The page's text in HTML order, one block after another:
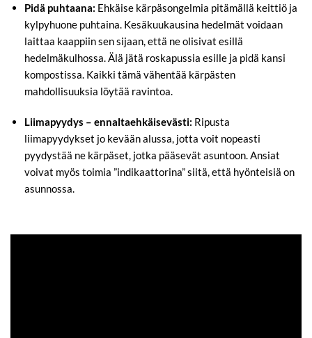
Pidä puhtaana: Ehkäise kärpäsongelmia pitämällä keittiö ja
kylpyhuone puhtaina. Kesäkuukausina hedelmät voidaan
laittaa kaappiin sen sijaan, että ne olisivat esillä
hedelmäkulhossa. Älä jätä roskapussia esille ja pidä kansi
kompostissa. Kaikki tämä vähentää kärpästen
mahdollisuuksia löytää ravintoa.
Liimapyydys – ennaltaehkäisevästi: Ripusta
liimapyydykset jo kevään alussa, jotta voit nopeasti
pyydystää ne kärpäset, jotka pääsevät asuntoon. Ansiat
voivat myös toimia ”indikaattorina” siitä, että hyönteisiä on
asunnossa.